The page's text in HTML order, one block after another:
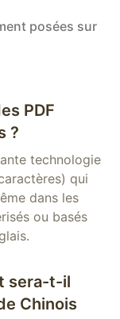
posées sur
PDF
?
technologie
qui
dans les
ou basés
sera-t-il
Chinois